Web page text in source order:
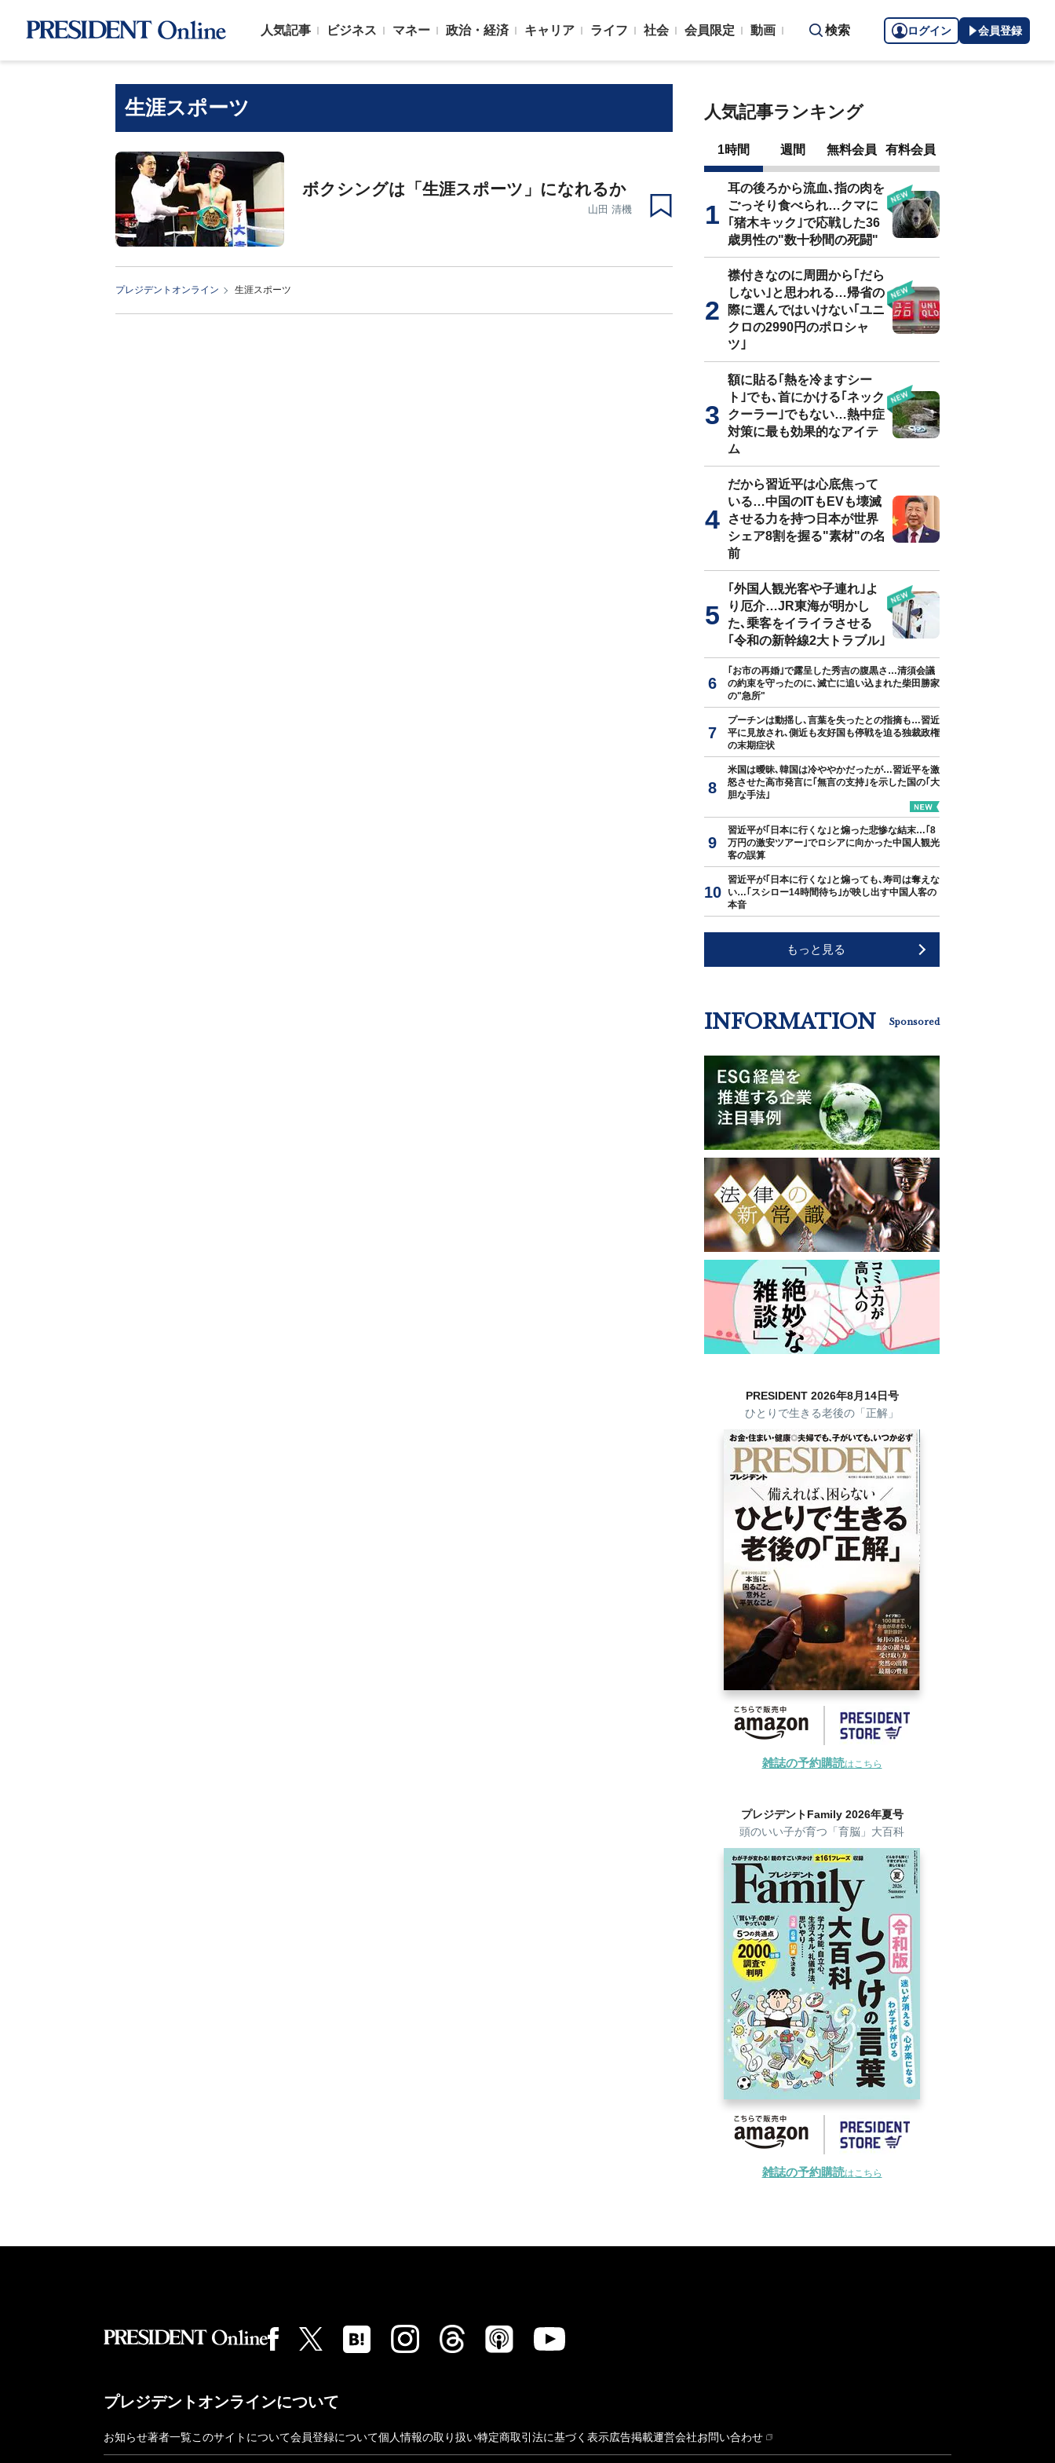
人気記事 ビジネス マネー 政治・経済 キャリア ライフ 社会 会員限定 動画 検索 ログイン 会員登録
生涯スポーツ
ボクシングは「生涯スポーツ」になれるか
山田 清機
プレジデントオンライン 生涯スポーツ
人気記事ランキング
1時間 週間 無料会員 有料会員
耳の後ろから流血､指の肉を
ごっそり食べられ…クマに
｢猪木キック｣で応戦した36
歳男性の"数十秒間の死闘"
襟付きなのに周囲から｢だら
しない｣と思われる…帰省の
際に選んではいけない｢ユニ
クロの2990円のポロシャ
ツ｣
額に貼る｢熱を冷ますシー
ト｣でも､首にかける｢ネック
クーラー｣でもない…熱中症
対策に最も効果的なアイテ
ム
だから習近平は心底焦って
いる…中国のITもEVも壊滅
させる力を持つ日本が世界
シェア8割を握る"素材"の名
前
｢外国人観光客や子連れ｣よ
り厄介…JR東海が明かし
た､乗客をイライラさせる
｢令和の新幹線2大トラブル｣
｢お市の再婚｣で露呈した秀吉の腹黒さ…清須会議
の約束を守ったのに､滅亡に追い込まれた柴田勝家
の"急所"
プーチンは動揺し､言葉を失ったとの指摘も…習近
平に見放され､側近も友好国も停戦を迫る独裁政権
の末期症状
米国は曖昧､韓国は冷ややかだったが…習近平を激
怒させた高市発言に｢無言の支持｣を示した国の｢大
胆な手法｣
習近平が｢日本に行くな｣と煽った悲惨な結末…｢8
万円の激安ツアー｣でロシアに向かった中国人観光
客の誤算
習近平が｢日本に行くな｣と煽っても､寿司は奪えな
い…｢スシロー14時間待ち｣が映し出す中国人客の
本音
もっと見る
INFORMATION Sponsored
PRESIDENT 2026年8月14日号
ひとりで生きる老後の「正解」
雑誌の予約購読はこちら
プレジデントFamily 2026年夏号
頭のいい子が育つ「育脳」大百科
雑誌の予約購読はこちら
プレジデントオンラインについて
お知らせ著者一覧このサイトについて会員登録について個人情報の取り扱い特定商取引法に基づく表示広告掲載運営会社お問い合わせ